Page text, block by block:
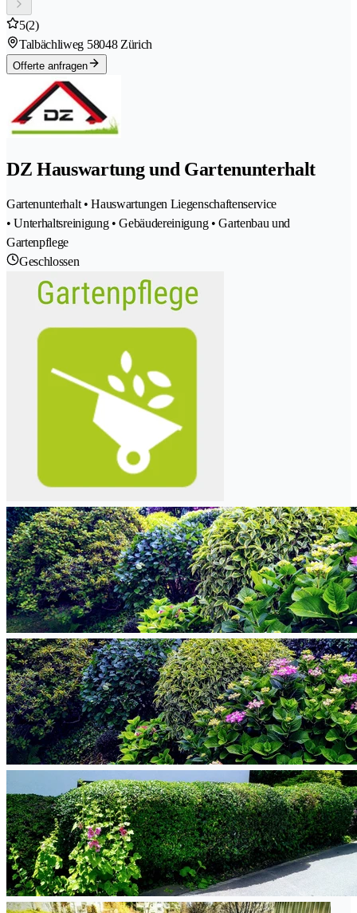
5(2)
Talbächliweg 58048 Zürich
Offerte anfragen
DZ Hauswartung und Gartenunterhalt
Gartenunterhalt • Hauswartungen Liegenschaftenservice
• Unterhaltsreinigung • Gebäudereinigung • Gartenbau und
Gartenpflege
Geschlossen